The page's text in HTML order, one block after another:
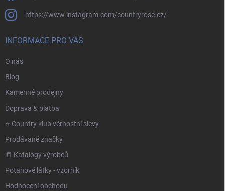
https://www.instagram.com/countryrose.cz/
INFORMACE PRO VÁS
O nás
Blog
Kamenné prodejny
Doprava & platba
⭐️ Country klub věrnostní slevy
Prodávané značky
📒 Katalogy výrobců
Potahové látky - vzorník
Hodnocení obchodu